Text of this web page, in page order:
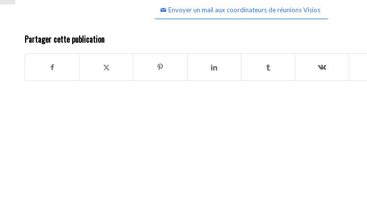
Envoyer un mail aux coordinateurs de réunions Visios
Partager cette publication